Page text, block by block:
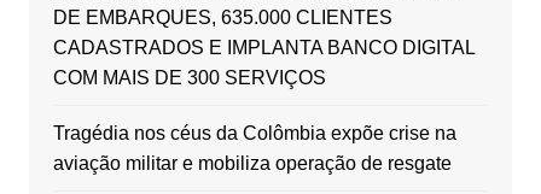
DE EMBARQUES, 635.000 CLIENTES
CADASTRADOS E IMPLANTA BANCO DIGITAL
COM MAIS DE 300 SERVIÇOS
Tragédia nos céus da Colômbia expõe crise na
aviação militar e mobiliza operação de resgate